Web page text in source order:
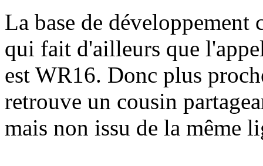
La base de
qui fait d'ailleurs que
est WR16. Donc plus
retrouve un cousin
mais non issu de la même